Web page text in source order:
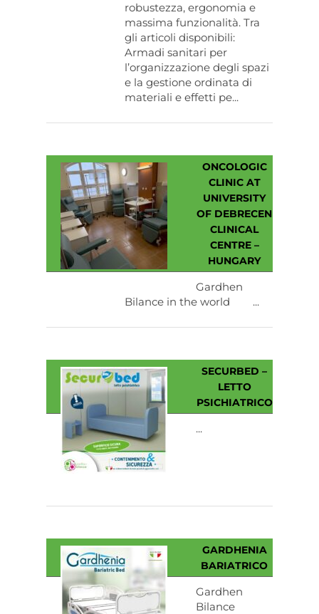
robustezza, ergonomia e
massima funzionalità. Tra
gli articoli disponibili:
Armadi sanitari per
l’organizzazione degli spazi
e la gestione ordinata di
materiali e effetti pe...
ONCOLOGIC
CLINIC AT
UNIVERSITY
OF DEBRECEN
CLINICAL
CENTRE –
HUNGARY
Gardhen
Bilance in the world ...
SECURBED –
LETTO
PSICHIATRICO
...
GARDHENIA
BARIATRICO
Gardhen
Bilance